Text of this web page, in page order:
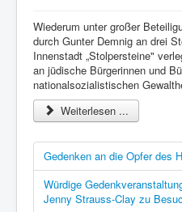
Wiederum unter großer
durch Gunter Demnig an drei
Innenstadt „Stolpersteine"
an jüdische Bürgerinnen und
nationalsozialistischen
Weiterlesen ...
Gedenken an die Opfer des
Würdige
Jenny Strauss-Clay zu